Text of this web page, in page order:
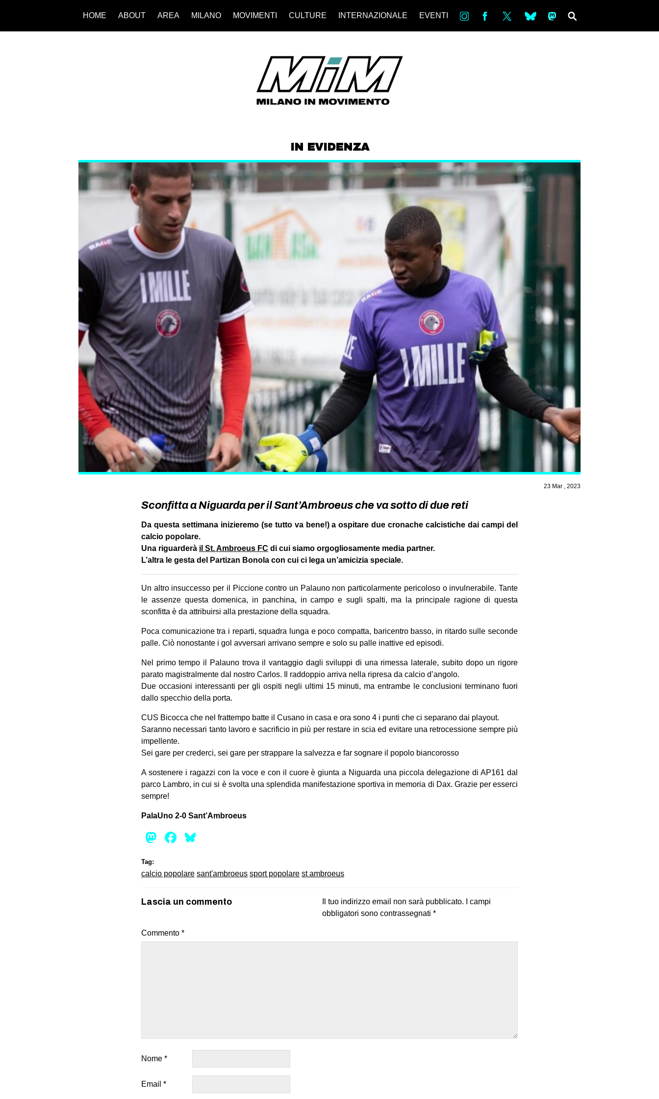
HOME ABOUT AREA MILANO MOVIMENTI CULTURE INTERNAZIONALE EVENTI in bsky ms
IN EVIDENZA
23 Mar , 2023
Sconfitta a Niguarda per il Sant’Ambroeus che va sotto di due reti
Da questa settimana inizieremo (se tutto va bene!) a ospitare due cronache calcistiche dai campi del
calcio popolare.
Una riguarderà il St. Ambroeus FC di cui siamo orgogliosamente media partner.
L’altra le gesta del Partizan Bonola con cui ci lega un’amicizia speciale.
Un altro insuccesso per il Piccione contro un Palauno non particolarmente pericoloso o invulnerabile. Tante
le assenze questa domenica, in panchina, in campo e sugli spalti, ma la principale ragione di questa
sconfitta è da attribuirsi alla prestazione della squadra.
Poca comunicazione tra i reparti, squadra lunga e poco compatta, baricentro basso, in ritardo sulle seconde
palle. Ciò nonostante i gol avversari arrivano sempre e solo su palle inattive ed episodi.
Nel primo tempo il Palauno trova il vantaggio dagli sviluppi di una rimessa laterale, subito dopo un rigore
parato magistralmente dal nostro Carlos. Il raddoppio arriva nella ripresa da calcio d’angolo.
Due occasioni interessanti per gli ospiti negli ultimi 15 minuti, ma entrambe le conclusioni terminano fuori
dallo specchio della porta.
CUS Bicocca che nel frattempo batte il Cusano in casa e ora sono 4 i punti che ci separano dai playout.
Saranno necessari tanto lavoro e sacrificio in più per restare in scia ed evitare una retrocessione sempre più
impellente.
Sei gare per crederci, sei gare per strappare la salvezza e far sognare il popolo biancorosso
A sostenere i ragazzi con la voce e con il cuore è giunta a Niguarda una piccola delegazione di AP161 dal
parco Lambro, in cui si è svolta una splendida manifestazione sportiva in memoria di Dax. Grazie per esserci
sempre!
PalaUno 2-0 Sant’Ambroeus
Mastodon
Facebook
Tag:
calcio popolare sant'ambroeus sport popolare st ambroeus
Lascia un commento Il tuo indirizzo email non sarà pubblicato.
I campi
obbligatori sono contrassegnati *
Commento *
Nome *
Email *